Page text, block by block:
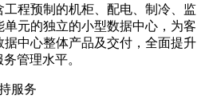
工程预制的机柜、配电、制冷、监
单元的独立的小型数据中心，为客
据中心整体产品及交付，全面提升
管理水平。
服务